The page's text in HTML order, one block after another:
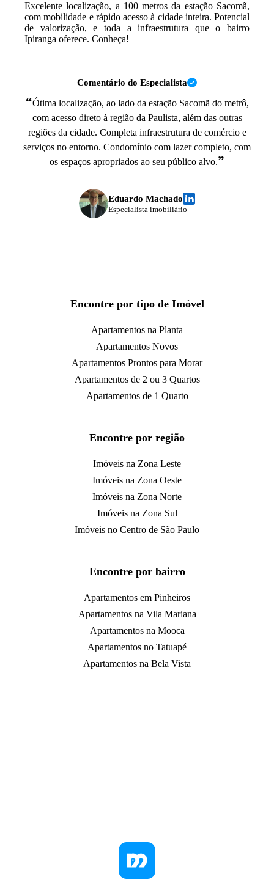
Excelente localização, a 100 metros da estação Sacomã,
com mobilidade e rápido acesso à cidade inteira. Potencial
de valorização, e toda a infraestrutura que o bairro
Ipiranga oferece. Conheça!
Comentário do Especialista
“Ótima localização, ao lado da estação Sacomã do metrô,
com acesso direto à região da Paulista, além das outras
regiões da cidade. Completa infraestrutura de comércio e
serviços no entorno. Condomínio com lazer completo, com
os espaços apropriados ao seu público alvo.”
Eduardo Machado
Especialista imobiliário
Encontre por tipo de Imóvel
Apartamentos na Planta
Apartamentos Novos
Apartamentos Prontos para Morar
Apartamentos de 2 ou 3 Quartos
Apartamentos de 1 Quarto
Encontre por região
Imóveis na Zona Leste
Imóveis na Zona Oeste
Imóveis na Zona Norte
Imóveis na Zona Sul
Imóveis no Centro de São Paulo
Encontre por bairro
Apartamentos em Pinheiros
Apartamentos na Vila Mariana
Apartamentos na Mooca
Apartamentos no Tatuapé
Apartamentos na Bela Vista